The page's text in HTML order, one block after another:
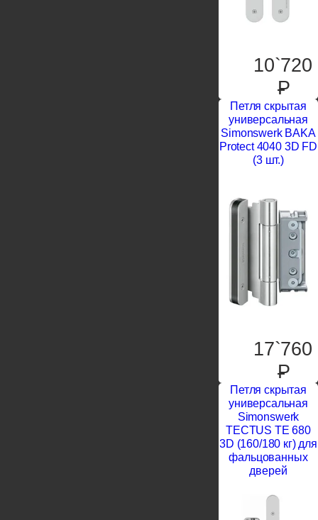
10`720
P
Петля скрытая
универсальная
Simonswerk BAKA
Protect 4040 3D FD
(3 шт.)
17`760
P
Петля скрытая
универсальная
Simonswerk
TECTUS TE 680
3D (160/180 кг) для
фальцованных
дверей